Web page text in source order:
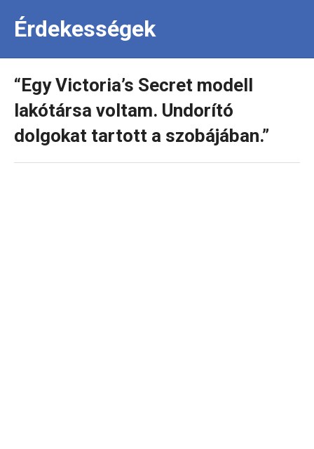
Érdekességek
“Egy Victoria’s Secret modell
lakótársa voltam. Undorító
dolgokat tartott a szobájában.”